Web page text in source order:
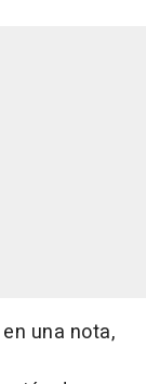
una nota,